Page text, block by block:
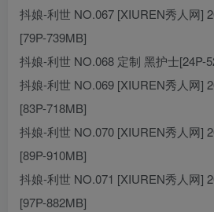
抖娘-利世 NO.067 [XIUREN秀人网]
[79P-739MB]
抖娘-利世 NO.068 定制 黑护士[24P-
抖娘-利世 NO.069 [XIUREN秀人网]
[83P-718MB]
抖娘-利世 NO.070 [XIUREN秀人网]
[89P-910MB]
抖娘-利世 NO.071 [XIUREN秀人网]
[97P-882MB]